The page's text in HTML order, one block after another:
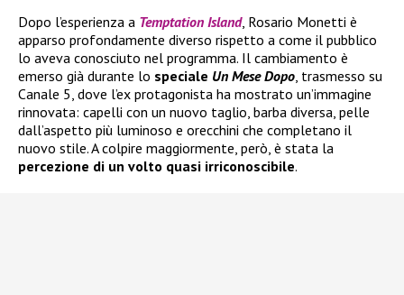
Dopo l’esperienza a Temptation Island, Rosario Monetti è
apparso profondamente diverso rispetto a come il pubblico
lo aveva conosciuto nel programma. Il cambiamento è
emerso già durante lo speciale Un Mese Dopo, trasmesso su
Canale 5, dove l’ex protagonista ha mostrato un’immagine
rinnovata: capelli con un nuovo taglio, barba diversa, pelle
dall’aspetto più luminoso e orecchini che completano il
nuovo stile. A colpire maggiormente, però, è stata la
percezione di un volto quasi irriconoscibile.